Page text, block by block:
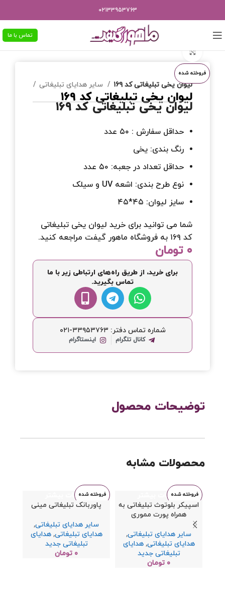
۰۲۱۳۳۹۵۳۷۶۳
تماس با ما
فروخته شده
برای بزرگنمایی کلیک کنید
لیوان یخی تبلیغاتی کد ۱۶۹
لیوان یخی تبلیغاتی کد ۱۶۹
لیوان یخی تبلیغاتی کد ۱۶۹
حداقل سفارش : ۵۰ عدد
رنگ بندی: یخی
حداقل تعداد در جعبه: ۵۰ عدد
نوع طرح بندی: اشعه UV و سیلک
سایز لیوان: ۴۵*۴۵
شما می توانید برای خرید لیوان یخی تبلیغاتی
کد ۱۶۹ به فروشگاه ماهور گیفت مراجعه کنید.
۰ تومان
برای خرید، از طریق راه‌های ارتباطی زیر با ما
تماس بگیرید.
شماره تماس دفتر: ۳۳۹۵۳۷۶۳-۰۲۱
کانال تلگرام اینستاگرام
توضیحات محصول
محصولات مشابه
فروخته شدهاطلاعات بیشتر
اسپیکر بلوتوث تبلیغاتی به
همراه پورت مموری
سایر هدایای تبلیغاتی,
هدایای تبلیغاتی,هدایای
تبلیغاتی جدید
۰ تومان
فروخته شدهاطلاعات بیشتر
پاوربانک تبلیغاتی مینی
سایر هدایای تبلیغاتی,
هدایای تبلیغاتی,هدایای
تبلیغاتی جدید
۰ تومان